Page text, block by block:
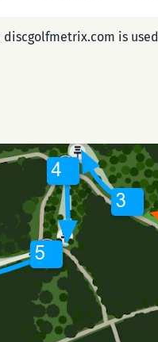
discgolfmetrix.com is used